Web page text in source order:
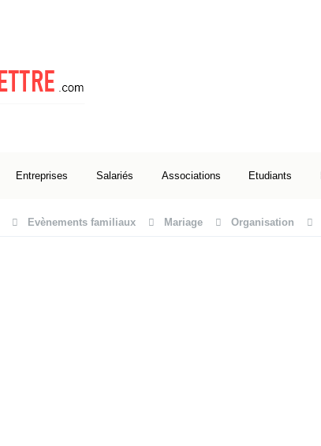
Entreprises Salariés Associations Etudiants
Evènements familiaux Mariage Organisation